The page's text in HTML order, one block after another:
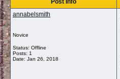
Post Info
annabelsmith
Novice
Status: Offline
Posts: 1
Date: Jan 26, 2018